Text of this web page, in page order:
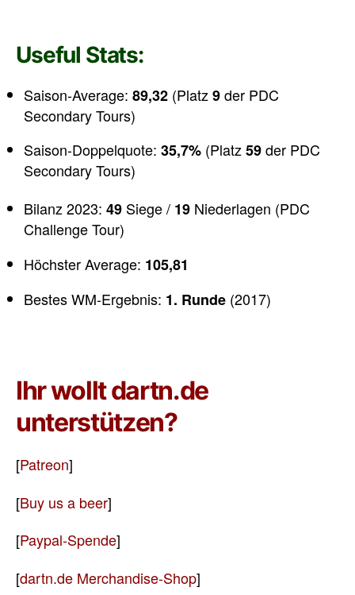
Useful Stats:
Saison-Average: 89,32 (Platz9der PDC
Secondary Tours)
Saison-Doppelquote: 35,7% (Platz59der PDC
Secondary Tours)
Bilanz 2023: 49 Siege / 19 Niederlagen (PDC
Challenge Tour)
Höchster Average: 105,81
Bestes WM-Ergebnis: 1. Runde (2017)
Ihr wollt dartn.de
unterstützen?
[Patreon]
[Buy us a beer]
[Paypal-Spende]
[dartn.de Merchandise-Shop]